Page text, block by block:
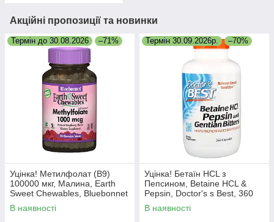
Акційні пропозиції та новинки
Термін до 30.08.2026 –71%
Уцінка! Метилфолат (B9)
100000 мкг, Малина, Earth
Sweet Chewables, Bluebonnet
Nutrition, 90 жувальних
таблеток
В наявності
Термін 30.09.2026р. –70%
Уцінка! Бетаїн HCL з
Пепсином, Betaine HCL &
Pepsin, Doctor's s Best, 360
капсул
В наявності